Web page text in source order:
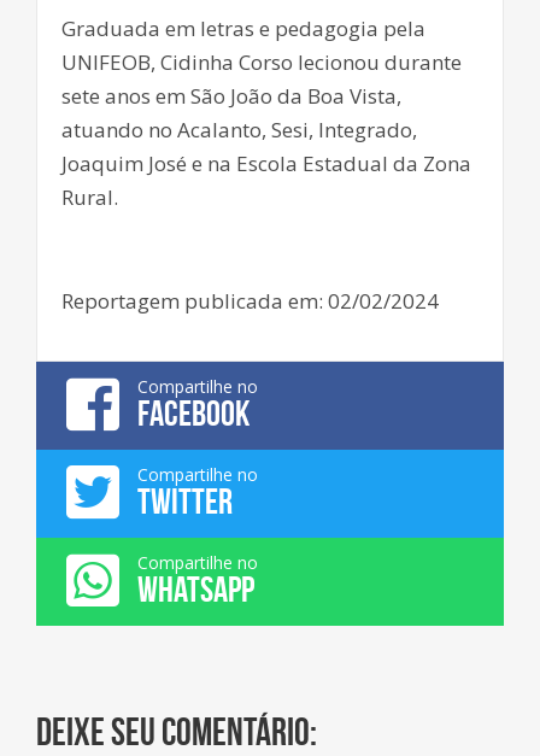
Graduada em letras e pedagogia pela
UNIFEOB, Cidinha Corso lecionou durante
sete anos em São João da Boa Vista,
atuando no Acalanto, Sesi, Integrado,
Joaquim José e na Escola Estadual da Zona
Rural.
Reportagem publicada em: 02/02/2024
Compartilhe no
FACEBOOK
Compartilhe no
TWITTER
Compartilhe no
WHATSAPP
Deixe seu comentário: